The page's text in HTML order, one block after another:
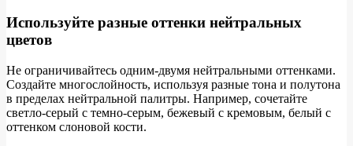
Используйте разные оттенки нейтральных
цветов
Не ограничивайтесь одним-двумя нейтральными оттенками.
Создайте многослойность, используя разные тона и полутона
в пределах нейтральной палитры. Например, сочетайте
светло-серый с темно-серым, бежевый с кремовым, белый с
оттенком слоновой кости.